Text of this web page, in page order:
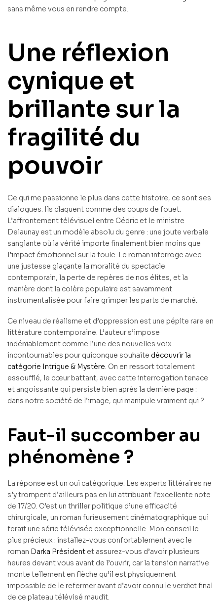
sans même vous en rendre compte.
Une réflexion
cynique et
brillante sur la
fragilité du
pouvoir
Ce qui me passionne le plus dans cette histoire, ce sont ses
dialogues. Ils claquent comme des coups de fouet.
L’affrontement télévisuel entre Cédric et le ministre
Delaunay est un modèle absolu du genre : une joute verbale
sanglante où la vérité importe finalement bien moins que
l’impact émotionnel sur la foule. Le roman interroge avec
une justesse glaçante la moralité du spectacle
contemporain, la perte de repères de nos élites, et la
manière dont la colère populaire est savamment
instrumentalisée pour faire grimper les parts de marché.
Ce niveau de réalisme et d’oppression est une pépite rare en
littérature contemporaine. L’auteur s’impose
indéniablement comme l’une des nouvelles voix
incontournables pour quiconque souhaite découvrir la
catégorie Intrigue & Mystère. On en ressort totalement
essoufflé, le cœur battant, avec cette interrogation tenace
et angoissante qui persiste bien après la dernière page :
dans notre société de l’image, qui manipule vraiment qui ?
Faut-il succomber au
phénomène ?
La réponse est un oui catégorique. Les experts littéraires ne
s’y trompent d’ailleurs pas en lui attribuant l’excellente note
de 17/20. C’est un thriller politique d’une efficacité
chirurgicale, un roman furieusement cinématographique qui
ferait une série télévisée exceptionnelle. Mon conseil le
plus précieux : installez-vous confortablement avec le
roman Darka Président et assurez-vous d’avoir plusieurs
heures devant vous avant de l’ouvrir, car la tension narrative
monte tellement en flèche qu’il est physiquement
impossible de le refermer avant d’avoir connu le verdict final
de ce plateau télévisé maudit.